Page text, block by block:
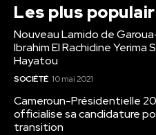
Les plus
Nouveau Lamido de
Ibrahim El Rachidine Yerima
Hayatou
SOCIÉTÉ 10 mai 2021
Cameroun-Présidentielle
officialise sa candidature
transition